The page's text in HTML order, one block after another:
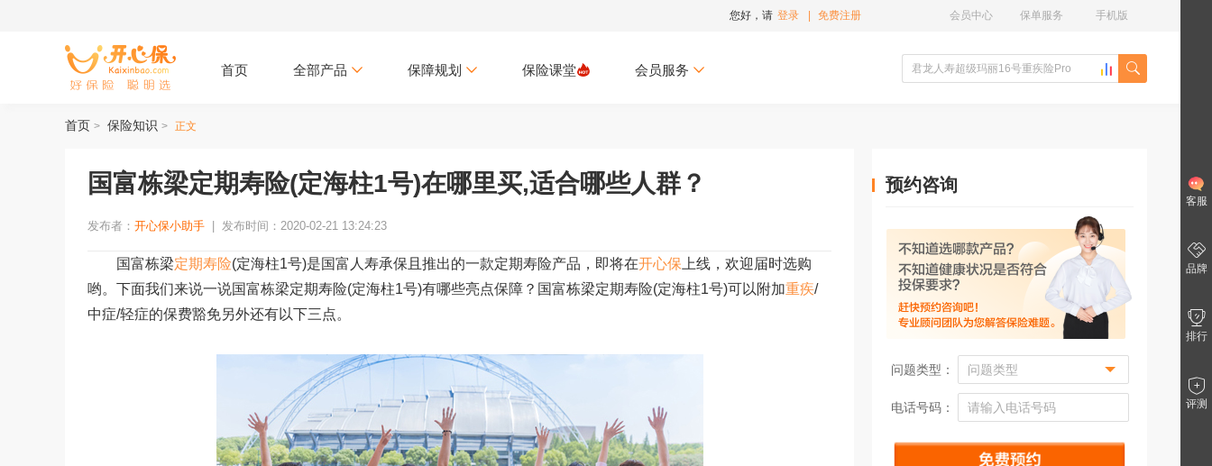
您好，请 登录 免费注册 手机版
保单服务
会员中心
首页 全部产品 保障规划 保险课堂 会员服务
首页 > 保险知识 > 正文
国富栋梁定期寿险(定海柱1号)在哪里买,适合哪些人群？
发布者： 开心保小助手 发布时间：2020-02-21 13:24:23
国富栋梁定期寿险(定海柱1号)是国富人寿承保且推出的一款定期寿险产品，即将在开心保 上线，欢迎届时选购
哟。下面我们来说一说国富栋梁定期寿险(定海柱1号)有哪些亮点保障？国富栋梁定期寿险(定海柱1号)可以附加重疾/
中症/轻症的保费豁免另外还有以下三点。
预约咨询
问题类型：
电话号码：
客服
品牌
排行
评测